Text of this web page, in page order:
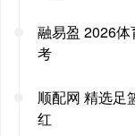
融易盈 2026
考
顺配网 精选足
红